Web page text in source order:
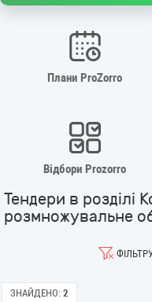
Плани ProZorro
Відбори Prozorro
Тендери в розділі
розмножувальне
ЗНАЙДЕНО: 2